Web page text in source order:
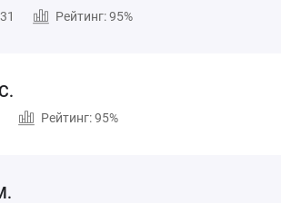
Рейтинг: 95%
Рейтинг: 95%